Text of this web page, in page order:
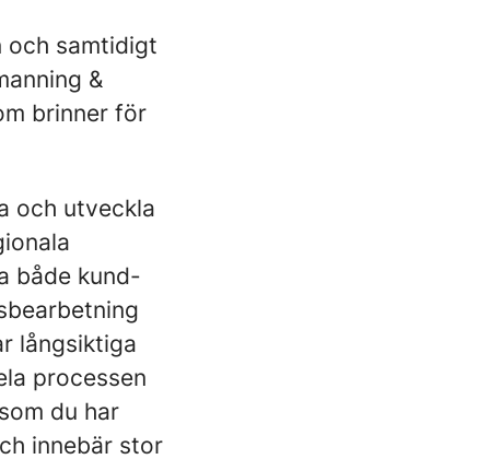
och samtidigt
&
brinner för
och utveckla
både kund-
långsiktiga
processen
du har
innebär stor